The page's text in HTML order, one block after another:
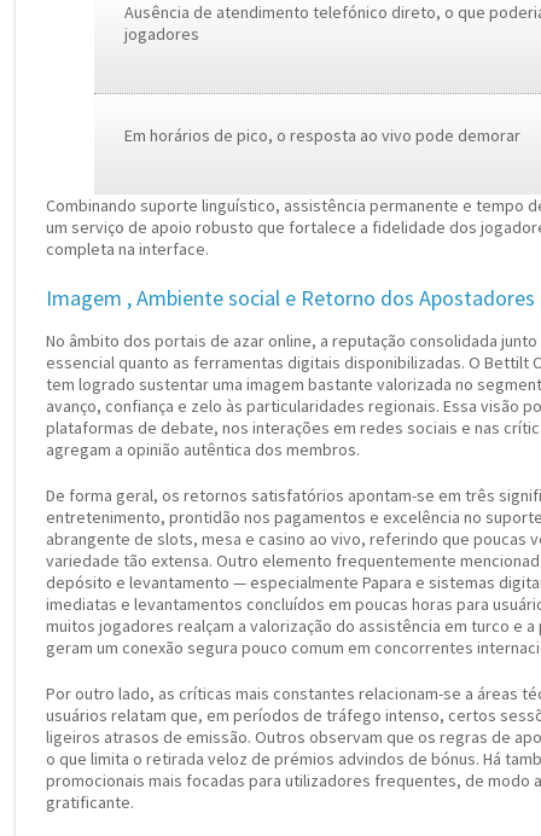
Ausência de atendimento telefónico direto, o que
jogadores
Em horários de pico, o resposta ao vivo pode demorar
Combinando suporte linguístico, assistência permanente e tempo
um serviço de apoio robusto que fortalece a fidelidade dos
completa na interface.
Imagem , Ambiente social e Retorno dos Apostadores
No âmbito dos portais de azar online, a reputação consolidada
essencial quanto as ferramentas digitais disponibilizadas. O Bettilt
tem logrado sustentar uma imagem bastante valorizada no
avanço, confiança e zelo às particularidades regionais. Essa visão
plataformas de debate, nos interações em redes sociais e nas
agregam a opinião autêntica dos membros.
De forma geral, os retornos satisfatórios apontam-se em três
entretenimento, prontidão nos pagamentos e excelência no
abrangente de slots, mesa e casino ao vivo, referindo que poucas
variedade tão extensa. Outro elemento frequentemente
depósito e levantamento — especialmente Papara e sistemas
imediatas e levantamentos concluídos em poucas horas para
muitos jogadores realçam a valorização do assistência em turco e
geram um conexão segura pouco comum em concorrentes
Por outro lado, as críticas mais constantes relacionam-se a áreas
usuários relatam que, em períodos de tráfego intenso, certos
ligeiros atrasos de emissão. Outros observam que os regras de
o que limita o retirada veloz de prémios advindos de bónus. Há
promocionais mais focadas para utilizadores frequentes, de modo
gratificante.